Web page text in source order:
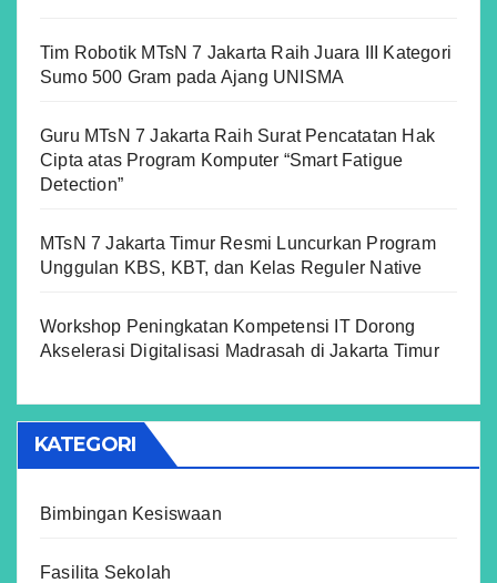
Tim Robotik MTsN 7 Jakarta Raih Juara III Kategori
Sumo 500 Gram pada Ajang UNISMA
Guru MTsN 7 Jakarta Raih Surat Pencatatan Hak
Cipta atas Program Komputer “Smart Fatigue
Detection”
MTsN 7 Jakarta Timur Resmi Luncurkan Program
Unggulan KBS, KBT, dan Kelas Reguler Native
Workshop Peningkatan Kompetensi IT Dorong
Akselerasi Digitalisasi Madrasah di Jakarta Timur
KATEGORI
Bimbingan Kesiswaan
Fasilita Sekolah